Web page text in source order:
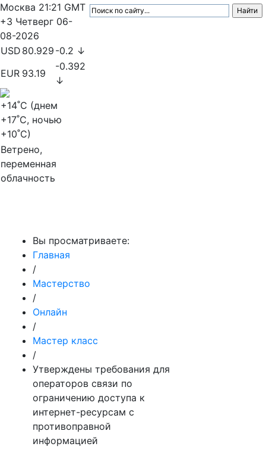
Москва 21:21 GMT
+3 Четверг 06-
08-2026
USD 80.929 -0.2 ↓
EUR 93.19
-0.392
↓
+14˚C (днем
+17˚C, ночью
+10˚C)
Ветрено,
переменная
облачность
Вы просматриваете:
Главная
/
Мастерство
/
Онлайн
/
Мастер класс
/
Утверждены требования для
операторов связи по
ограничению доступа к
интернет-ресурсам с
противоправной
информацией